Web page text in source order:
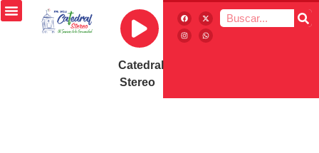
Catedral
Stereo